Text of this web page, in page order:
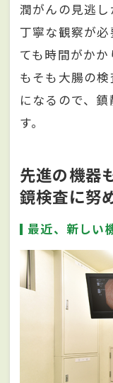
潤がんの見逃
丁寧な観察が
ても時間がか
もそも大腸の
になるので、
す。
先進の機器
鏡検査に努
最近、新しい